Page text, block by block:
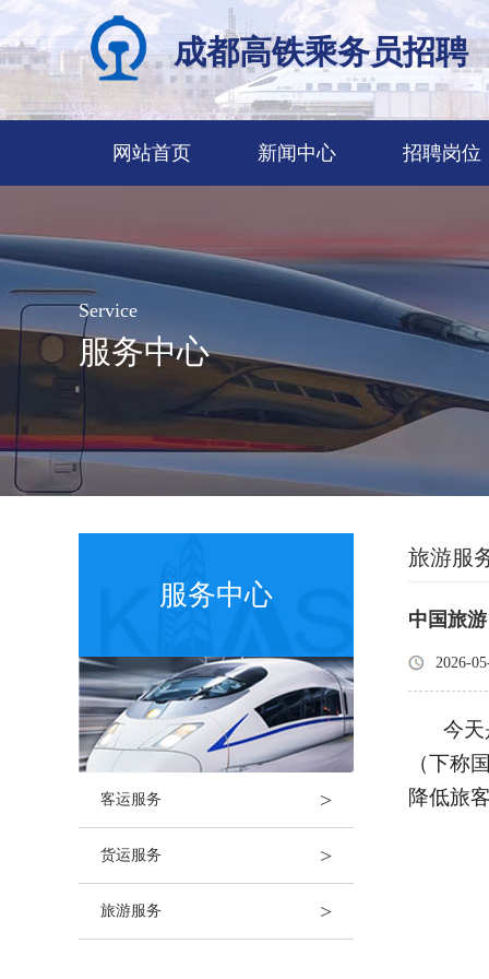
成都高铁乘务员招聘
网站首页 新闻中心 招聘岗位
Service
服务中心
服务中心
客运服务 >
货运服务 >
旅游服务 >
旅游服
中国旅
2026-
今
（下称
降低旅